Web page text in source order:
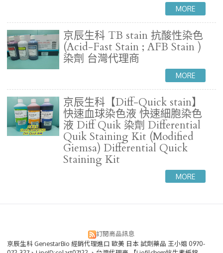
京辰生科 TB stain 抗酸性染色
(Acid-Fast Stain ; AFB Stain )
染劑 台灣代理商
京辰生科【Diff-Quick stain】
快速血球染色液 快速細胞染色
液 Diff Quik 染劑 Differential
Quik Staining Kit (Modified
Giemsa) Differential Quick
Staining Kit
訂閱商品訊息
京辰生科 GenestarBio 經銷代理進口 歐美 日本 試劑藥品 王小姐 0970-